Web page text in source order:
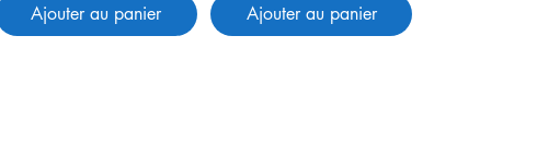
Ajouter au panier Ajouter au panier